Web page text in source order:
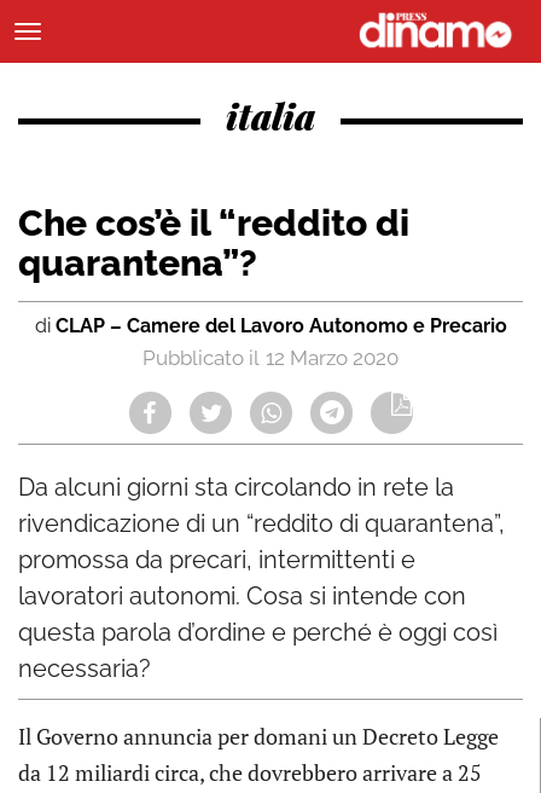
italia
Che cos’è il “reddito di
quarantena”?
di CLAP – Camere del Lavoro Autonomo e Precario
12 Marzo 2020
Da alcuni giorni sta circolando in rete la
rivendicazione di un “reddito di quarantena”,
promossa da precari, intermittenti e
lavoratori autonomi. Cosa si intende con
questa parola d’ordine e perché è oggi così
necessaria?
Il Governo annuncia per domani un Decreto Legge
da 12 miliardi circa, che dovrebbero arrivare a 25